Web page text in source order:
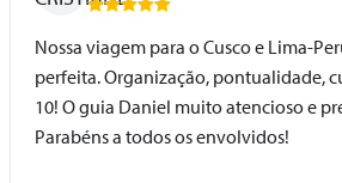
Nossa viagem para o Cusco e Lima-
perfeita. Organização, pontualidade,
10! O guia Daniel muito atencioso e
Parabéns a todos os envolvidos!